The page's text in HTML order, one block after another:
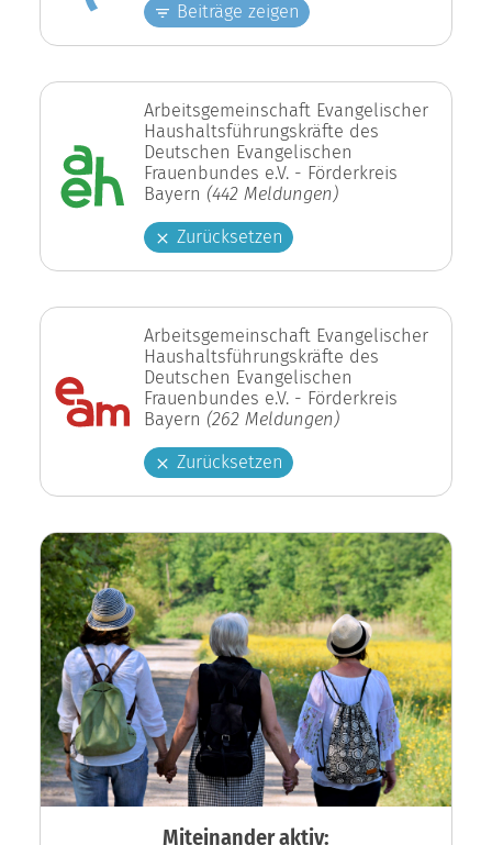
Beiträge zeigen
Arbeitsgemeinschaft Evangelischer
Haushaltsführungskräfte des
Deutschen Evangelischen
Frauenbundes e.V. - Förderkreis
Bayern (442 Meldungen)
Zurücksetzen
Arbeitsgemeinschaft Evangelischer
Haushaltsführungskräfte des
Deutschen Evangelischen
Frauenbundes e.V. - Förderkreis
Bayern (262 Meldungen)
Zurücksetzen
Miteinander aktiv: